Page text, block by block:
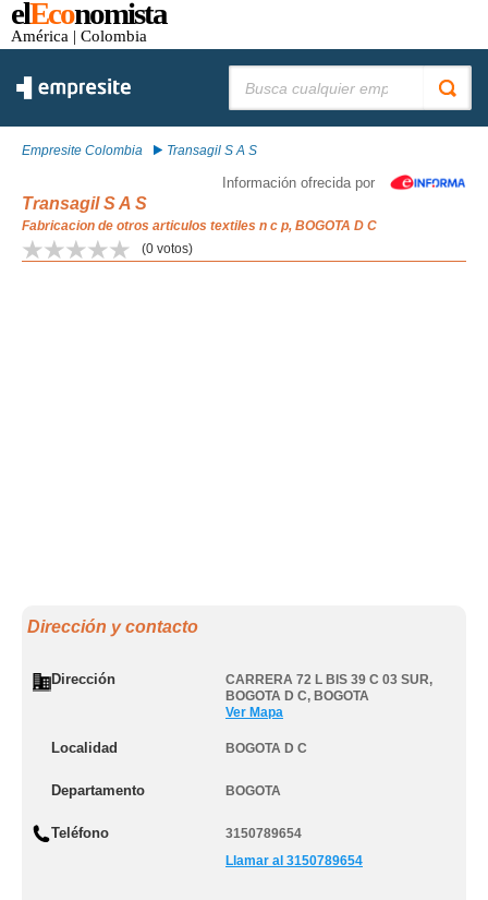
elEconomista
América | Colombia
Empresite Colombia Transagil S A S
Información ofrecida por
Transagil S A S
Fabricacion de otros articulos textiles n c p, BOGOTA D C
(0 votos)
Dirección y contacto
Dirección CARRERA 72 L BIS 39 C 03 SUR,
BOGOTA D C, BOGOTA
Ver Mapa
Localidad BOGOTA D C
Departamento BOGOTA
Teléfono
3150789654
Llamar al 3150789654